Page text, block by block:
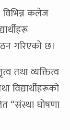
कलेज
गरिएको छ।
तथा व्यक्तित्व
विद्यार्थीहरूको
“संस्था घोषणा